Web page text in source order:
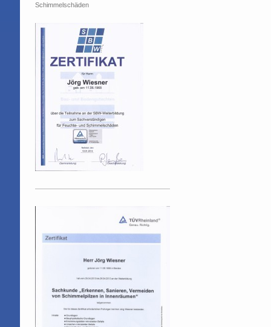
Schimmelschäden